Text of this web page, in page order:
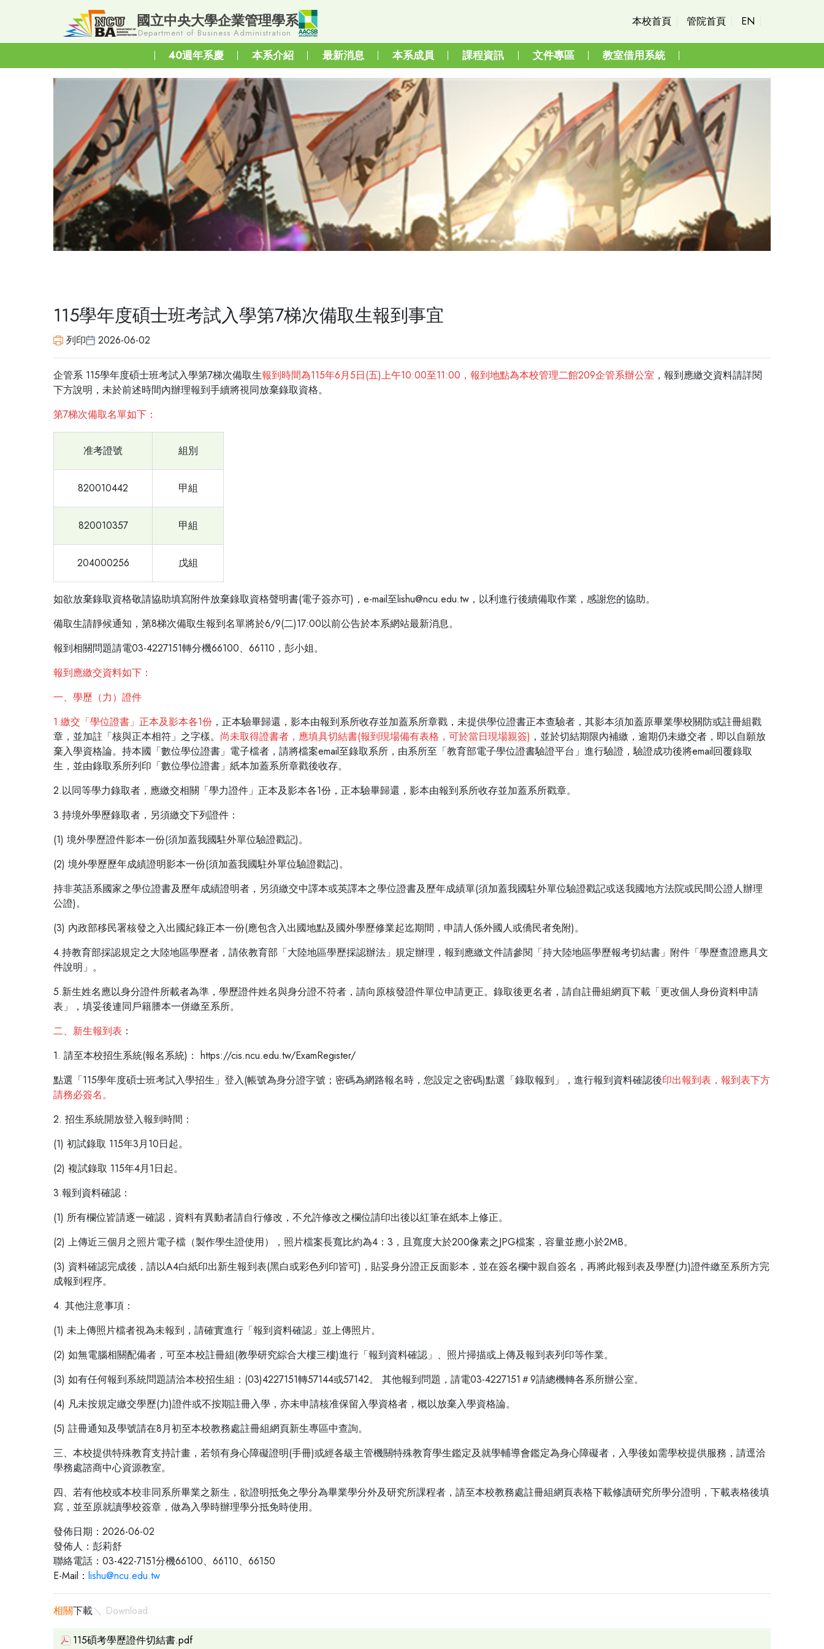
國立中央大學企業管理學系
Department of Business Administration
本校首頁 管院首頁 EN
40週年系慶 本系介紹 最新消息 本系成員 課程資訊 文件專區 教室借用系統
115學年度碩士班考試入學第7梯次備取生報到事宜
列印 2026-06-02
企管系 115學年度碩士班考試入學第7梯次備取生報到時間為115年6月5日(五)上午10:00至11:00，報到地點為本校管理二館209企管系辦公室 ，報到應繳交資料請詳閱
下方說明，未於前述時間內辦理報到手續將視同放棄錄取資格。
第7梯次備取名單如下：
准考證號 組別
820010442 甲組
820010357 甲組
204000256 戊組
如欲放棄錄取資格敬請協助填寫附件放棄錄取資格聲明書(電子簽亦可)，e-mail至lishu@ncu.edu.tw，以利進行後續備取作業，感謝您的協助。
備取生請靜候通知，第8梯次備取生報到名單將於6/9(二)17:00以前公告於本系網站最新消息。
報到相關問題請電03-4227151轉分機66100、66110，彭小姐。
報到應繳交資料如下：
一、學歷（力）證件
1.繳交「學位證書」正本及影本各1份 ，正本驗畢歸還，影本由報到系所收存並加蓋系所章戳，未提供學位證書正本查驗者，其影本須加蓋原畢業學校關防或註冊組戳
章，並加註「核與正本相符」之字樣。 尚未取得證書者，應填具切結書(報到現場備有表格，可於當日現場親簽) ，並於切結期限內補繳，逾期仍未繳交者，即以自願放
棄入學資格論。持本國「數位學位證書」電子檔者，請將檔案email至錄取系所，由系所至「教育部電子學位證書驗證平台」進行驗證，驗證成功後將email回覆錄取
生，並由錄取系所列印「數位學位證書」紙本加蓋系所章戳後收存。
2.以同等學力錄取者，應繳交相關「學力證件」正本及影本各1份，正本驗畢歸還，影本由報到系所收存並加蓋系所戳章。
3.持境外學歷錄取者，另須繳交下列證件：
(1) 境外學歷證件影本一份(須加蓋我國駐外單位驗證戳記)。
(2) 境外學歷歷年成績證明影本一份(須加蓋我國駐外單位驗證戳記)。
持非英語系國家之學位證書及歷年成績證明者，另須繳交中譯本或英譯本之學位證書及歷年成績單(須加蓋我國駐外單位驗證戳記或送我國地方法院或民間公證人辦理
公證)。
(3) 內政部移民署核發之入出國紀錄正本一份(應包含入出國地點及國外學歷修業起迄期間，申請人係外國人或僑民者免附)。
4.持教育部採認規定之大陸地區學歷者，請依教育部「大陸地區學歷採認辦法」規定辦理，報到應繳文件請參閱「持大陸地區學歷報考切結書」附件「學歷查證應具文
件說明」。
5.新生姓名應以身分證件所載者為準，學歷證件姓名與身分證不符者，請向原核發證件單位申請更正。錄取後更名者，請自註冊組網頁下載「更改個人身份資料申請
表」，填妥後連同戶籍謄本一併繳至系所。
二、新生報到表 ：
1. 請至本校招生系統(報名系統)： https://cis.ncu.edu.tw/ExamRegister/
點選「115學年度碩士班考試入學招生」登入(帳號為身分證字號；密碼為網路報名時，您設定之密碼)點選「錄取報到」，進行報到資料確認後印出報到表，報到表下方
請務必簽名。
2. 招生系統開放登入報到時間：
(1) 初試錄取 115年3月10日起。
(2) 複試錄取 115年4月1日起。
3.報到資料確認：
(1) 所有欄位皆請逐一確認，資料有異動者請自行修改，不允許修改之欄位請印出後以紅筆在紙本上修正。
(2) 上傳近三個月之照片電子檔（製作學生證使用），照片檔案長寬比約為4：3，且寬度大於200像素之JPG檔案，容量並應小於2MB。
(3) 資料確認完成後，請以A4白紙印出新生報到表(黑白或彩色列印皆可)，貼妥身分證正反面影本，並在簽名欄中親自簽名，再將此報到表及學歷(力)證件繳至系所方完
成報到程序。
4. 其他注意事項：
(1) 未上傳照片檔者視為未報到，請確實進行「報到資料確認」並上傳照片。
(2) 如無電腦相關配備者，可至本校註冊組(教學研究綜合大樓三樓)進行「報到資料確認」、照片掃描或上傳及報到表列印等作業。
(3) 如有任何報到系統問題請洽本校招生組：(03)4227151轉57144或57142。 其他報到問題，請電03-4227151＃9請總機轉各系所辦公室。
(4) 凡未按規定繳交學歷(力)證件或不按期註冊入學，亦未申請核准保留入學資格者，概以放棄入學資格論。
(5) 註冊通知及學號請在8月初至本校教務處註冊組網頁新生專區中查詢。
三、本校提供特殊教育支持計畫，若領有身心障礙證明(手冊)或經各級主管機關特殊教育學生鑑定及就學輔導會鑑定為身心障礙者，入學後如需學校提供服務，請逕洽
學務處諮商中心資源教室。
四、若有他校或本校非同系所畢業之新生，欲證明抵免之學分為畢業學分外及研究所課程者，請至本校教務處註冊組網頁表格下載修讀研究所學分證明，下載表格後填
寫，並至原就讀學校簽章，做為入學時辦理學分抵免時使用。
發佈日期：2026-06-02
發佈人：彭莉舒
聯絡電話：03-422-7151分機66100、66110、66150
E-Mail： lishu@ncu.edu.tw
相關下載＼ Download
115碩考學歷證件切結書.pdf